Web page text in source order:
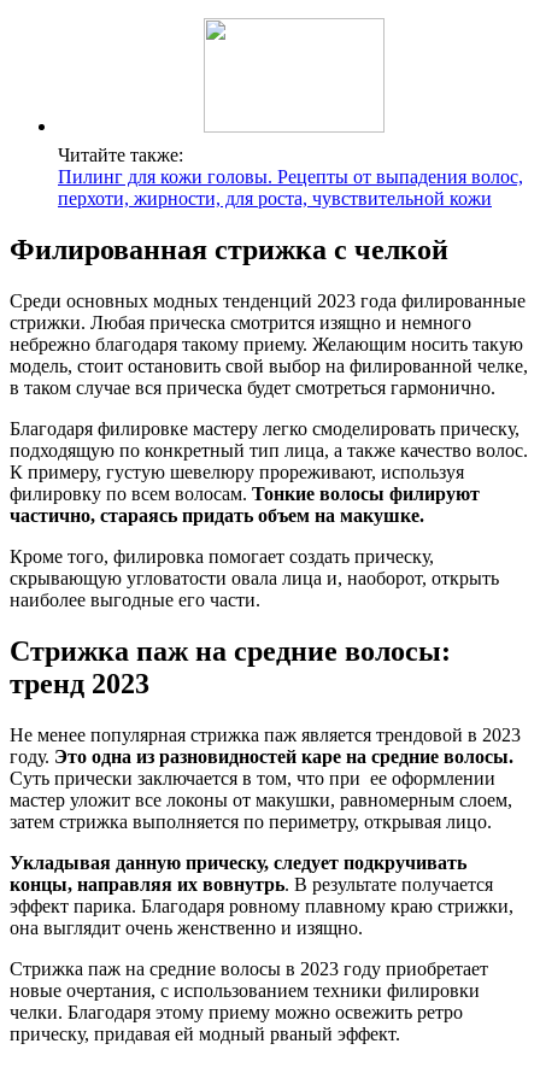
Читайте также:
Пилинг для кожи головы. Рецепты от выпадения волос,
перхоти, жирности, для роста, чувствительной кожи
Филированная стрижка с челкой
Среди основных модных тенденций 2023 года филированные
стрижки. Любая прическа смотрится изящно и немного
небрежно благодаря такому приему. Желающим носить такую
модель, стоит остановить свой выбор на филированной челке,
в таком случае вся прическа будет смотреться гармонично.
Благодаря филировке мастеру легко смоделировать прическу,
подходящую по конкретный тип лица, а также качество волос.
К примеру, густую шевелюру прореживают, используя
филировку по всем волосам. Тонкие волосы филируют
частично, стараясь придать объем на макушке.
Кроме того, филировка помогает создать прическу,
скрывающую угловатости овала лица и, наоборот, открыть
наиболее выгодные его части.
Стрижка паж на средние волосы:
тренд 2023
Не менее популярная стрижка паж является трендовой в 2023
году. Это одна из разновидностей каре на средние волосы.
Суть прически заключается в том, что при ее оформлении
мастер уложит все локоны от макушки, равномерным слоем,
затем стрижка выполняется по периметру, открывая лицо.
Укладывая данную прическу, следует подкручивать
концы, направляя их вовнутрь. В результате получается
эффект парика. Благодаря ровному плавному краю стрижки,
она выглядит очень женственно и изящно.
Стрижка паж на средние волосы в 2023 году приобретает
новые очертания, с использованием техники филировки
челки. Благодаря этому приему можно освежить ретро
прическу, придавая ей модный рваный эффект.